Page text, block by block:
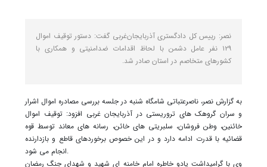
نصر: رییس کل دادگستری آذربایجان‌غربی گفت: دستور توقیف اموال
۱۲۹ نفر عامل دشمن با لحاظ اقدامات ضدامنیتی و همکاری با
کشورهای متخاصم در استان صادر شد.
به گزارش نصر، ناصرعتباتی شامگاه شنبه در جلسه بررسی مصادره اموال اشرار
و سران گروهک های تروریستی در آذربایجان غربی افزود: توقیف اموال
خائنین، وطن فروشان، سلبریتی های خائن، رسانه های معاند توسط قوه
قضائیه با قدرت ادامه دارد و در این خصوص برخوردهای قاطع و بازدارنده
انجام می شود.
وی با گرامیداشت یادو خاطره امام خامنه ای شهید و شهدای جنگ رمضان